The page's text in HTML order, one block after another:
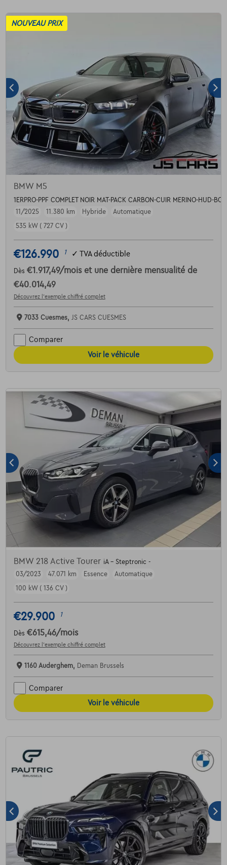
NOUVEAU PRIX
BMW M5
1ERPRO-PPF COMPLET NOIR MAT-PACK CARBON-CUIR MERINO-HUD-
11/2025
11.380 km Hybride
Automatique
535 kW ( 727 CV )
€126.990 1 ✓ TVA déductible
Dès €1.917,49/mois et une dernière mensualité de
€40.014,49
Découvrez l’exemple chiffré complet
7033 Cuesmes, JS CARS CUESMES
Comparer
Voir le véhicule
BMW 218 Active Tourer iA - Steptronic -
03/2023
47.071 km Essence
Automatique
100 kW ( 136 CV )
€29.900 1
Dès €615,46/mois
Découvrez l’exemple chiffré complet
1160 Auderghem, Deman Brussels
Comparer
Voir le véhicule